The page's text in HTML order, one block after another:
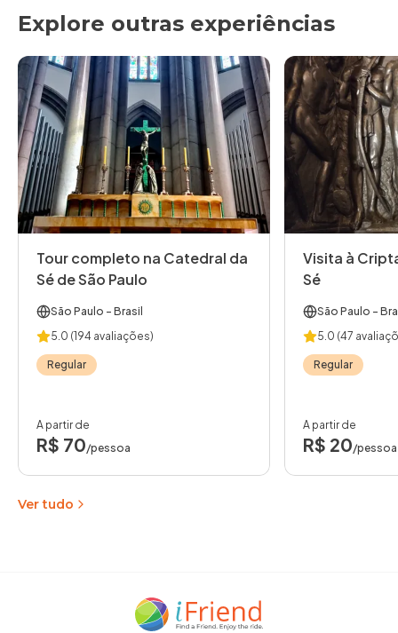
Explore outras experiências
Tour completo na Catedral da
Sé de São Paulo
São Paulo - Brasil
5.0 (194 avaliações)
Regular
A partir de
R$ 70/pessoa
Visita à
Sé
São Paulo -
5.0 (47
Regular
A partir de
R$ 20/pessoa
Ver tudo